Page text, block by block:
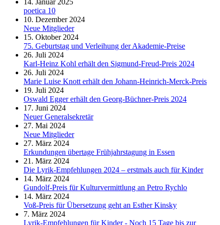
poetica 10
10. Dezember 2024
Neue Mitglieder
15. Oktober 2024
75. Geburtstag und Verleihung der Akademie-Preise
26. Juli 2024
Karl-Heinz Kohl erhält den Sigmund-Freud-Preis 2024
26. Juli 2024
Marie Luise Knott erhält den Johann-Heinrich-Merck-Preis
19. Juli 2024
Oswald Egger erhält den Georg-Büchner-Preis 2024
17. Juni 2024
Neuer Generalsekretär
27. Mai 2024
Neue Mitglieder
27. März 2024
Erkundungen übertage Frühjahrstagung in Essen
21. März 2024
Die Lyrik-Empfehlungen 2024 – erstmals auch für Kinder
14. März 2024
Gundolf-Preis für Kulturvermittlung an Petro Rychlo
14. März 2024
Voß-Preis für Übersetzung geht an Esther Kinsky
7. März 2024
Lyrik-Empfehlungen für Kinder - Noch 15 Tage bis zur